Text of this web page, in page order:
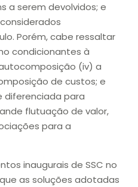
a serem devolvidos; e
Porém, cabe ressaltar
condicionantes à
(iv) a
de custos; e
para
flutuação de valor,
para a
inaugurais de SSC no
as soluções adotadas